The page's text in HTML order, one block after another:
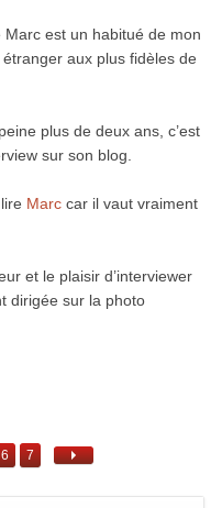
Marc est un habitué de mon
aux plus fidèles de
plus de deux ans, c’est
sur son blog.
Marccar il vaut vraiment
et le plaisir d’interviewer
dirigée sur la photo
6 7